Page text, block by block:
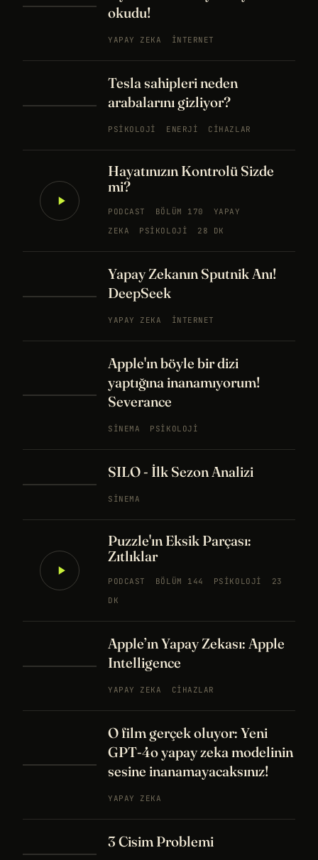
okudu!
YAPAY ZEKA İNTERNET
Tesla sahipleri neden
arabalarını gizliyor?
PSIKOLOJI ENERJI CIHAZLAR
Hayatınızın Kontrolü Sizde
mi?
PODCAST BÖLÜM 170
YAPAY
ZEKA
PSIKOLOJI 28 DK
Yapay Zekanın Sputnik Anı!
DeepSeek
YAPAY ZEKA İNTERNET
Apple'ın böyle bir dizi
yaptığına inanamıyorum!
Severance
SINEMA PSIKOLOJI
SILO - İlk Sezon Analizi
SINEMA
Puzzle'ın Eksik Parçası:
Zıtlıklar
PODCAST BÖLÜM 144 PSIKOLOJI
23
DK
Apple’ın Yapay Zekası: Apple
Intelligence
YAPAY ZEKA CIHAZLAR
O film gerçek oluyor: Yeni
GPT-4o yapay zeka modelinin
sesine inanamayacaksınız!
YAPAY ZEKA
3 Cisim Problemi